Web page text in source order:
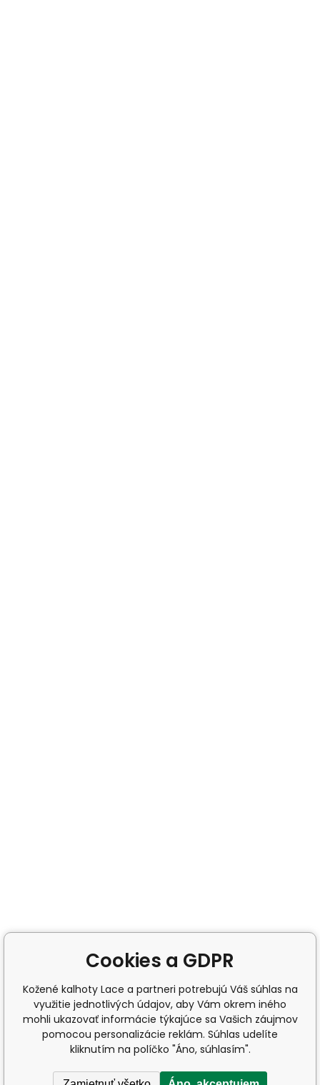
Cookies a GDPR
Kožené kalhoty Lace a partneri potrebujú Váš súhlas na
využitie jednotlivých údajov, aby Vám okrem iného
mohli ukazovať informácie týkajúce sa Vašich záujmov
pomocou personalizácie reklám. Súhlas udelíte
kliknutím na políčko "Áno, súhlasím".